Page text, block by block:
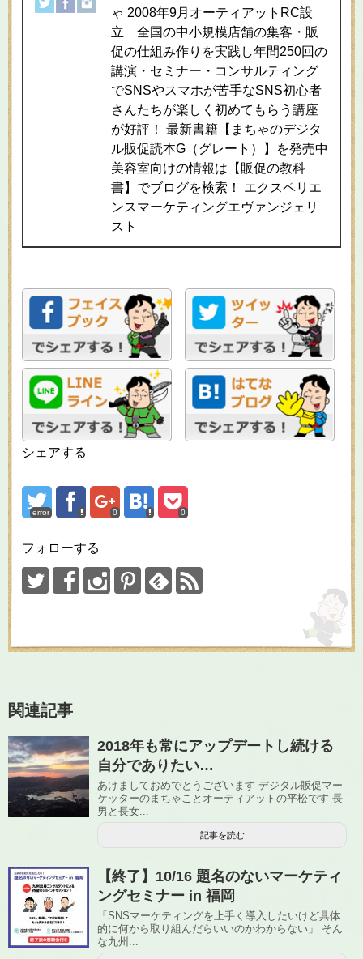
ゃ 2008年9月オーティアットRC設
立 全国の中小規模店舗の集客・販
促の仕組み作りを実践し年間250回の
講演・セミナー・コンサルティング
でSNSやスマホが苦手なSNS初心者
さんたちが楽しく初めてもらう講座
が好評！ 最新書籍【まちゃのデジタ
ル販促読本G（グレート）】を発売中
美容室向けの情報は【販促の教科
書】でブログを検索！ エクスペリエ
ンスマーケティングエヴァンジェリ
スト
シェアする
error 0 0
フォローする
関連記事
2018年も常にアップデートし続ける
自分でありたい…
あけましておめでとうございます デジタル販促マー
ケッターのまちゃことオーティアットの平松です 長
男と長女...
記事を読む
【終了】10/16 題名のないマーケティ
ングセミナー in 福岡
「SNSマーケティングを上手く導入したいけど具体
的に何から取り組んだらいいのかわからない」 そん
な九州...